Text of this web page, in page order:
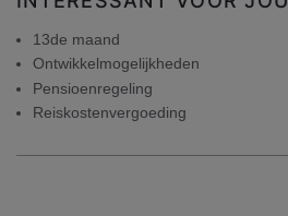
13de maand
Ontwikkelmogelijkheden
Pensioenregeling
Reiskostenvergoeding